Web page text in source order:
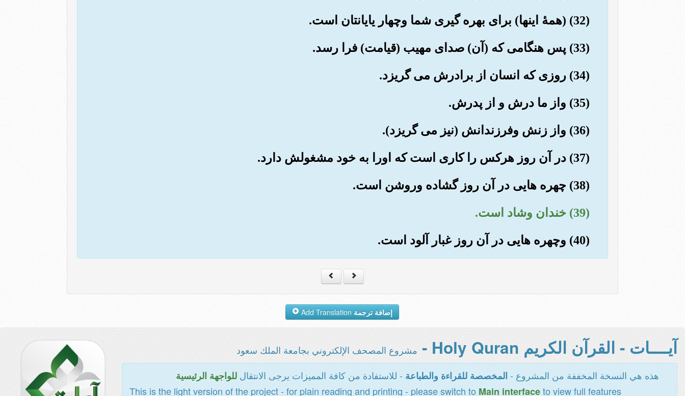
(32) (همۀ اینها) برای بهره گیری شما وچهار یایانتان است.
(33) پس هنگامی که (آن) صدای مهیب (قیامت) فرا رسد.
(34) روزی که انسان از برادرش می گریزد.
(35) واز ما درش و از پدرش.
(36) واز زنش وفرزندانش (نیز می گریزد).
(37) در آن روز هرکس را کاری است که اورا به خود مشغولش دارد.
(38) چهره هایی در آن روز گشاده وروشن است.
(39) خندان وشاد است.
(40) وچهره هایی در آن روز غبار آلود است.
إضافة ترجمة
آيــــات - القرآن الكريم Holy Quran - مشروع المصحف الإلكتروني بجامعة الملك سعود
هذه هي النسخة المخففة من المشروع - المخصصة للقراءة والطباعة - للاستفادة من كافة المميزات يرجى الانتقالللواجهة الرئيسية
This is the light version of the project - for plain reading and printing - please switch to Main interfaceto view full features